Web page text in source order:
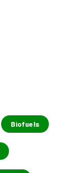
Biofuels